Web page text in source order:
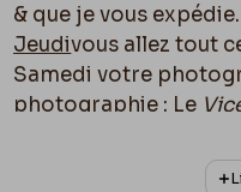
& que je vous
Jeudivous allez tout
Samedi votre
photographie : Le
et